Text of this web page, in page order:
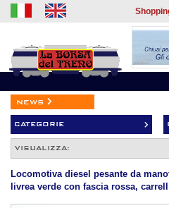
news
CATEGORIE
VISUALIZZA:
Locomotiva diesel pesante da
livrea verde con fascia rossa,